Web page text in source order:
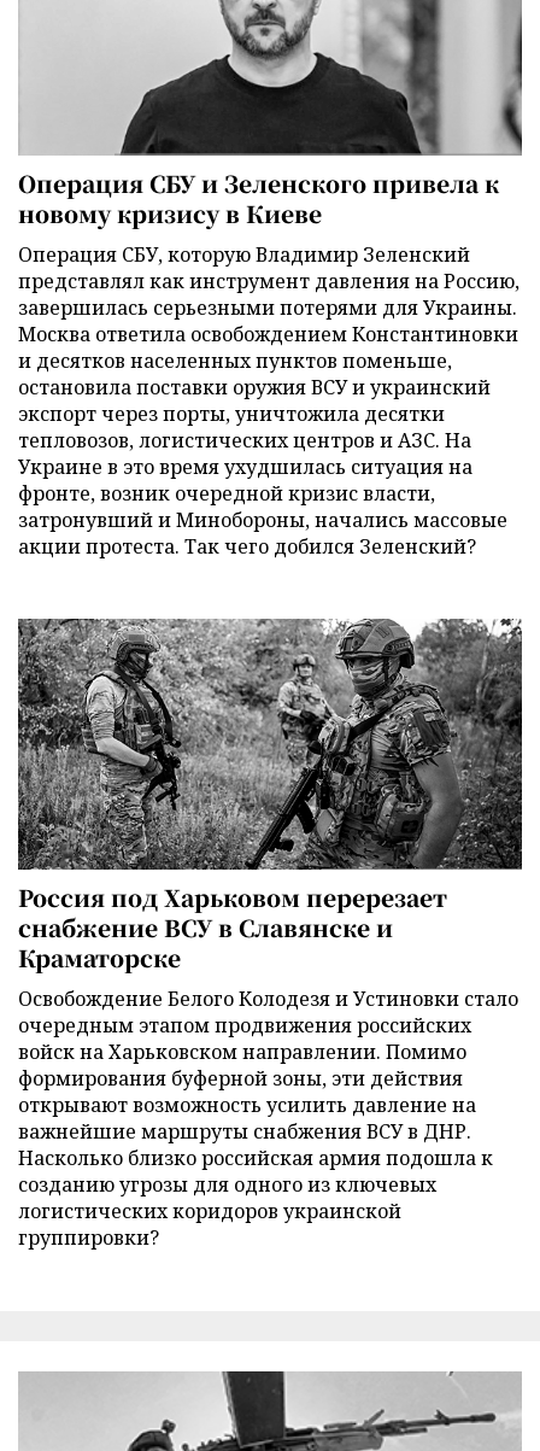
Операция СБУ и Зеленского привела к
новому кризису в Киеве
Операция СБУ, которую Владимир Зеленский
представлял как инструмент давления на Россию,
завершилась серьезными потерями для Украины.
Москва ответила освобождением Константиновки
и десятков населенных пунктов поменьше,
остановила поставки оружия ВСУ и украинский
экспорт через порты, уничтожила десятки
тепловозов, логистических центров и АЗС. На
Украине в это время ухудшилась ситуация на
фронте, возник очередной кризис власти,
затронувший и Минобороны, начались массовые
акции протеста. Так чего добился Зеленский?
Россия под Харьковом перерезает
снабжение ВСУ в Славянске и
Краматорске
Освобождение Белого Колодезя и Устиновки стало
очередным этапом продвижения российских
войск на Харьковском направлении. Помимо
формирования буферной зоны, эти действия
открывают возможность усилить давление на
важнейшие маршруты снабжения ВСУ в ДНР.
Насколько близко российская армия подошла к
созданию угрозы для одного из ключевых
логистических коридоров украинской
группировки?